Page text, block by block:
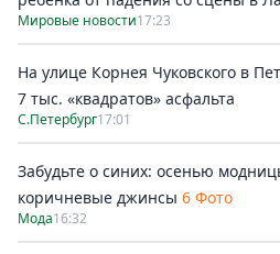
Мировые новости17:23
На улице Корнея Чуковского в
7 тыс. «квадратов» асфальта
С.Петербург17:01
Забудьте о синих: осенью
коричневые джинсы 6 Фото
Мода16:32